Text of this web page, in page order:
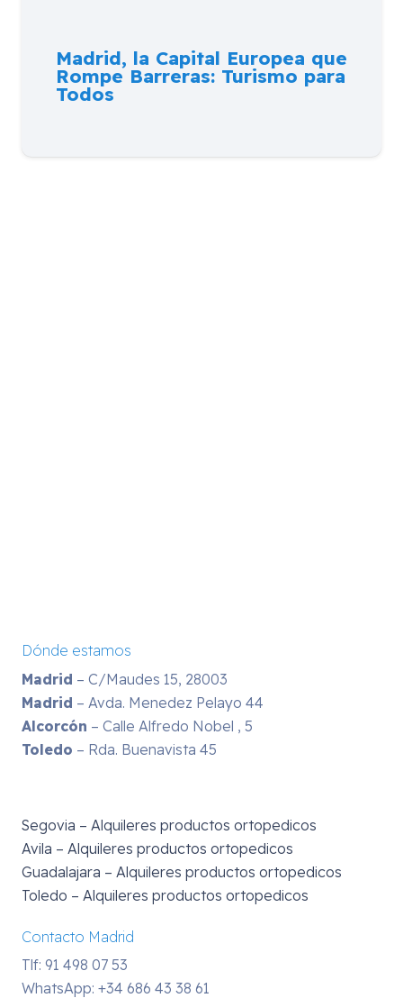
Madrid, la Capital Europea que
Rompe Barreras: Turismo para
Todos
Dónde estamos
Madrid – C/Maudes 15, 28003
Madrid – Avda. Menedez Pelayo 44
Alcorcón – Calle Alfredo Nobel , 5
Toledo – Rda. Buenavista 45
Segovia – Alquileres productos ortopedicos
Avila – Alquileres productos ortopedicos
Guadalajara – Alquileres productos ortopedicos
Toledo – Alquileres productos ortopedicos
Contacto Madrid
Tlf: 91 498 07 53
WhatsApp: +34 686 43 38 61